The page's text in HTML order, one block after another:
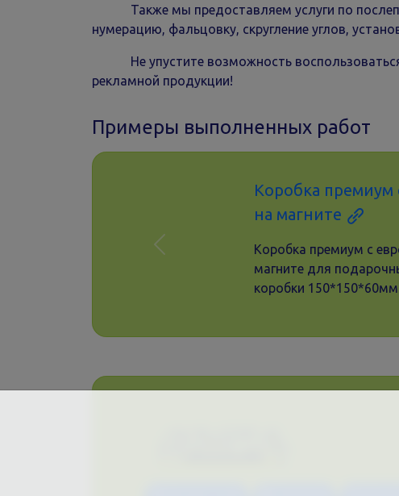
Также мы предоставляем услуги по
нумерацию, фальцовку, скругление углов,
Не упустите возможность воспользоваться
рекламной продукции!
Примеры выполненных работ
Коробка
на магните
Коробка премиум с
магните для
коробки
Назад